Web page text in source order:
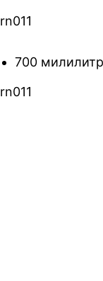
rn011
700
rn011